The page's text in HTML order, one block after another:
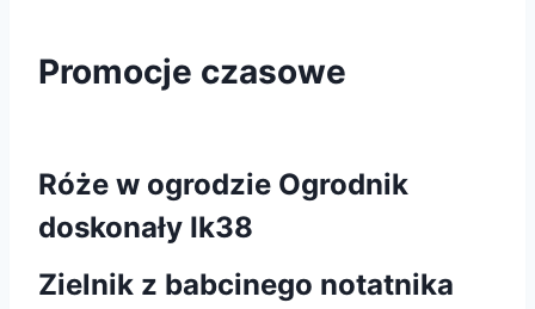
Promocje czasowe
Róże w ogrodzie Ogrodnik
doskonały Ik38
Zielnik z babcinego notatnika